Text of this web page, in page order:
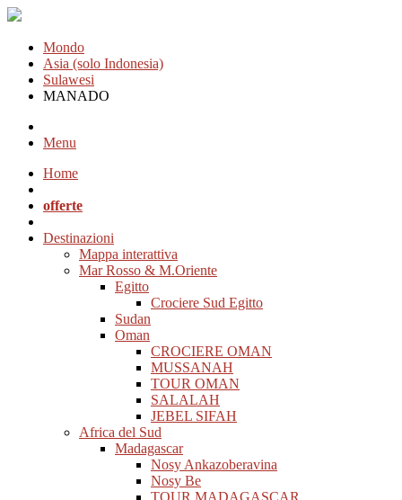
Mondo
Asia (solo Indonesia)
Sulawesi
MANADO
Menu
Home
offerte
Destinazioni
Mappa interattiva
Mar Rosso & M.Oriente
Egitto
Crociere Sud Egitto
Sudan
Oman
CROCIERE OMAN
MUSSANAH
TOUR OMAN
SALALAH
JEBEL SIFAH
Africa del Sud
Madagascar
Nosy Ankazoberavina
Nosy Be
TOUR MADAGASCAR